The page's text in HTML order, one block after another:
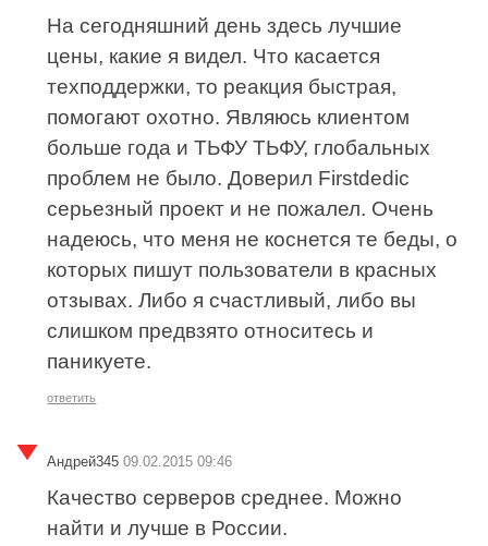
На сегодняшний день здесь лучшие
цены, какие я видел. Что касается
техподдержки, то реакция быстрая,
помогают охотно. Являюсь клиентом
больше года и ТЬФУ ТЬФУ, глобальных
проблем не было. Доверил Firstdedic
серьезный проект и не пожалел. Очень
надеюсь, что меня не коснется те беды, о
которых пишут пользователи в красных
отзывах. Либо я счастливый, либо вы
слишком предвзято относитесь и
паникуете.
ответить
Андрей345 09.02.2015 09:46
Качество серверов среднее. Можно
найти и лучше в России.